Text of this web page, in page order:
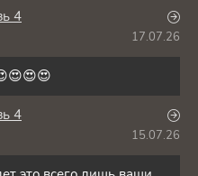
4
17.07.26
4
15.07.26